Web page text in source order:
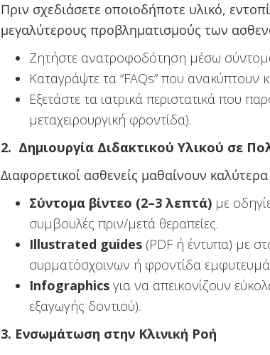
Πριν σχεδιάσετε οποιοδήποτε υλικό,
μεγαλύτερους προβληματισμούς των
Ζητήστε ανατροφοδότηση μέσω
Καταγράψτε τα “FAQs” που ανακύπτουν
Εξετάστε τα ιατρικά περιστατικά που
μεταχειρουργική φροντίδα).
2. Δημιουργία Διδακτικού Υλικού σε
Διαφορετικοί ασθενείς μαθαίνουν
Σύντομα βίντεο (2–3 λεπτά) με
συμβουλές πριν/μετά θεραπείες.
Illustrated guides (PDF ή έντυπα) με
συρματόσχοινων ή φροντίδα
Infographics για να απεικονίζουν
εξαγωγής δοντιού).
3. Ενσωμάτωση στην Κλινική Ροή